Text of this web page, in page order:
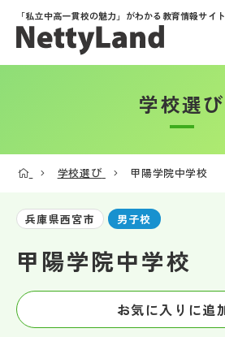
「私立中高一貫校の魅力」がわかる教育情報サイト
アカウント登録
学校動画
学校選び
学校選び 甲陽学院中学校
兵庫県西宮市 男子校
甲陽学院中学校
お気に入りに追